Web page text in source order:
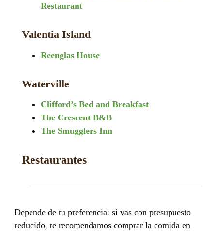
Restaurant
Valentia Island
Reenglas House
Waterville
Clifford’s Bed and Breakfast
The Crescent B&B
The Smugglers Inn
Restaurantes
Depende de tu preferencia: si vas con presupuesto
reducido, te recomendamos comprar la comida en